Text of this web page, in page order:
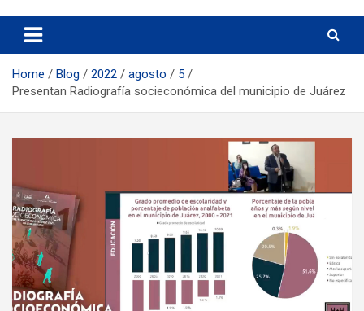
Gaceta UACJ
Home Blog 2022 agosto
5
Presentan Radiografía socieconómica del municipio de Juárez